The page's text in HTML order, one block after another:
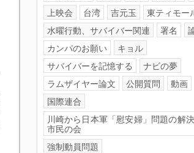
上映会
台湾 吉元玉
東ティモー
水曜行動、サバイバー関連
署名
カンパのお願い
キョル
サバイバーを記憶する
ナビの夢
ラムザイヤー論文
公開質問
動画
国際連合
川崎から日本軍「慰安婦」問題の解
市民の会
強制動員問題